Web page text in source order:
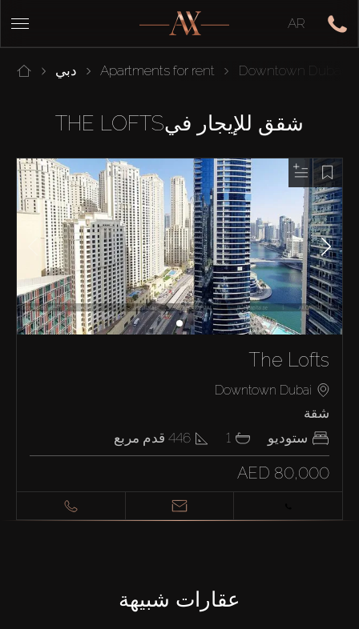
AR
دبي Apartments for rent Downtown Dubai
شقق للإيجار فيTHE LOFTS
The Lofts
Downtown Dubai
شقة
ستوديو
1
446 قدم مربع
AED 80,000
عقارات شبيهة